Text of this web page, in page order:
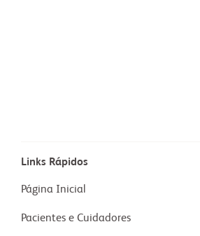
Links Rápidos
Página Inicial
Pacientes e Cuidadores